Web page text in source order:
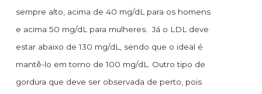
sempre alto, acima de 40 mg/dL para os homens
e acima 50 mg/dL para mulheres. Já o LDL deve
estar abaixo de 130 mg/dL, sendo que o ideal é
mantê-lo em torno de 100 mg/dL. Outro tipo de
gordura que deve ser observada de perto, pois